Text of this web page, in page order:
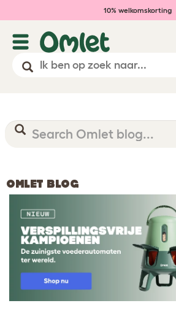
10% welkomskorting
OMLET BLOG